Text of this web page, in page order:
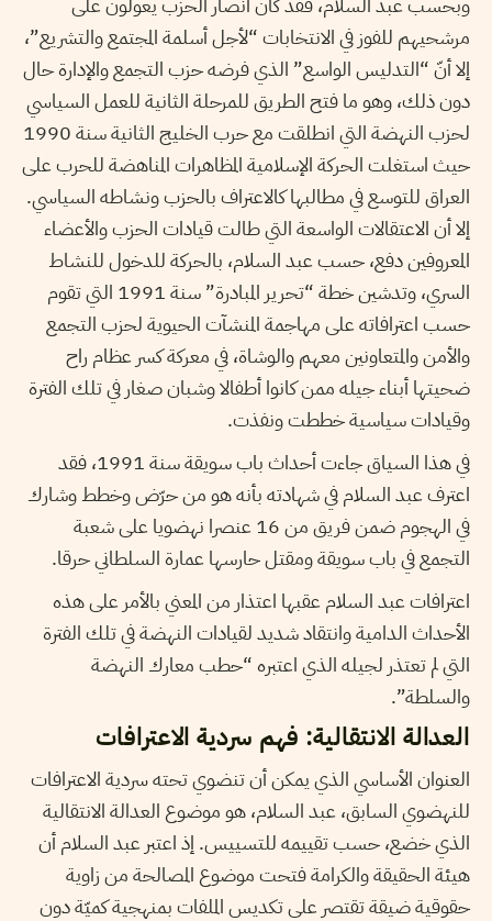
مرشحيهم للفوز في الانتخابات “لأجل أسلمة المجتمع والتشريع”،
إلا أنّ “التدليس الواسع” الذي فرضه حزب التجمع والإدارة حال
دون ذلك، وهو ما فتح الطريق للمرحلة الثانية للعمل السياسي
لحزب النهضة التي انطلقت مع حرب الخليج الثانية سنة 1990
حيث استغلت الحركة الإسلامية المظاهرات المناهضة للحرب على
العراق للتوسع في مطالبها كالاعتراف بالحزب ونشاطه السياسي.
إلا أن الاعتقالات الواسعة التي طالت قيادات الحزب والأعضاء
المعروفين دفع، حسب عبد السلام، بالحركة للدخول للنشاط
السري، وتدشين خطة “تحرير المبادرة” سنة 1991 التي تقوم
حسب اعترافاته على مهاجمة المنشآت الحيوية لحزب التجمع
والأمن والمتعاونين معهم والوشاة، في معركة كسر عظام راح
ضحيتها أبناء جيله ممن كانوا أطفالا وشبان صغار في تلك الفترة
وقيادات سياسية خططت ونفذت.
في هذا السياق جاءت أحداث باب سويقة سنة 1991، فقد
اعترف عبد السلام في شهادته بأنه هو من حرّض وخطط وشارك
في الهجوم ضمن فريق من 16 عنصرا نهضويا على شعبة
التجمع في باب سويقة ومقتل حارسها عمارة السلطاني حرقا.
اعترافات عبد السلام عقبها اعتذار من المعني بالأمر على هذه
الأحداث الدامية وانتقاد شديد لقيادات النهضة في تلك الفترة
التي لم تعتذر لجيله الذي اعتبره “حطب معارك النهضة
والسلطة”.
العدالة الانتقالية: فهم سردية الاعترافات
العنوان الأساسي الذي يمكن أن تنضوي تحته سردية الاعترافات
للنهضوي السابق، عبد السلام، هو موضوع العدالة الانتقالية
الذي خضع، حسب تقييمه للتسييس. إذ اعتبر عبد السلام أن
هيئة الحقيقة والكرامة فتحت موضوع المصالحة من زاوية
حقوقية ضيقة تقتصر على تكديس الملفات بمنهجية كميّة دون